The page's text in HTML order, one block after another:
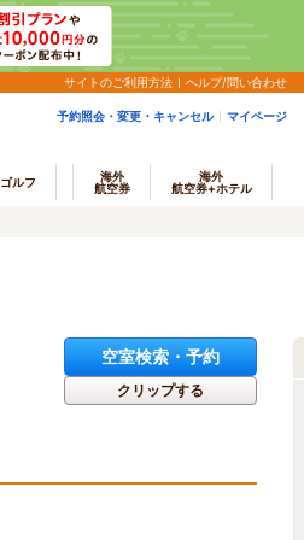
サイトのご利用方法 ヘルプ/問い合わせ
予約照会・変更・キャンセル マイページ
ゴルフ
海外
航空券
海外
航空券+ホテル
空室検索・予約
クリップする